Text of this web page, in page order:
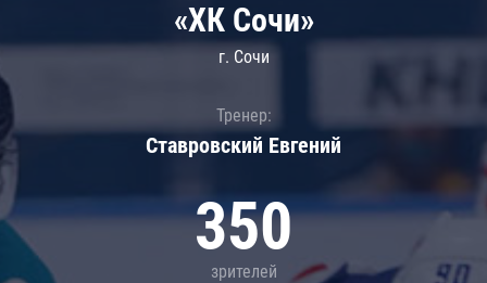
«ХК Сочи»
г. Сочи
Тренер:
Ставровский Евгений
350
зрителей